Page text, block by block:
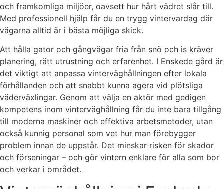
och framkomliga miljöer, oavsett hur hårt vädret slår till.
Med professionell hjälp får du en trygg vintervardag där
vägarna alltid är i bästa möjliga skick.
Att hålla gator och gångvägar fria från snö och is kräver
planering, rätt utrustning och erfarenhet. I Enskede gård är
det viktigt att anpassa vinterväghållningen efter lokala
förhållanden och att snabbt kunna agera vid plötsliga
väderväxlingar. Genom att välja en aktör med gedigen
kompetens inom vinterväghållning får du inte bara tillgång
till moderna maskiner och effektiva arbetsmetoder, utan
också kunnig personal som vet hur man förebygger
problem innan de uppstår. Det minskar risken för skador
och förseningar – och gör vintern enklare för alla som bor
och verkar i området.